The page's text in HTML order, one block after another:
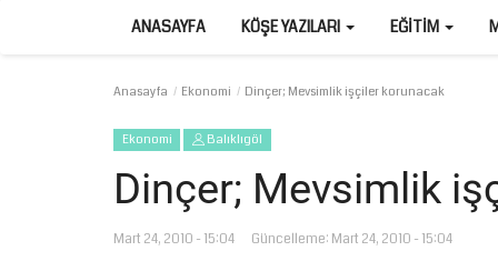
ANASAYFA KÖŞE YAZILARI EĞITIM
Anasayfa Ekonomi Dinçer; Mevsimlik işçiler korunacak
Ekonomi Balıklıgöl
Dinçer; Mevsimlik
Mart 24, 2010 - 15:04 Güncelleme: Mart 24, 2010 - 15:04